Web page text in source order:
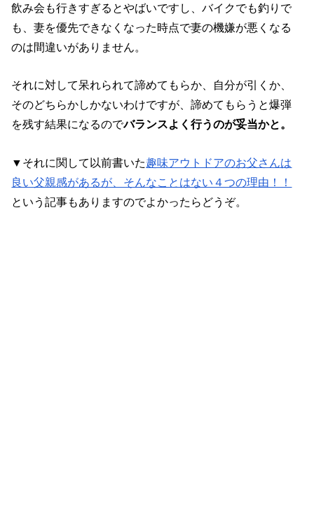
飲み会も行きすぎるとやばいですし、バイクでも釣りで
も、妻を優先できなくなった時点で妻の機嫌が悪くなる
のは間違いがありません。
それに対して呆れられて諦めてもらか、自分が引くか、
そのどちらかしかないわけですが、諦めてもらうと爆弾
を残す結果になるのでバランスよく行うのが妥当かと。
▼それに関して以前書いた趣味アウトドアのお父さんは
良い父親感があるが、そんなことはない４つの理由！！
という記事もありますのでよかったらどうぞ。